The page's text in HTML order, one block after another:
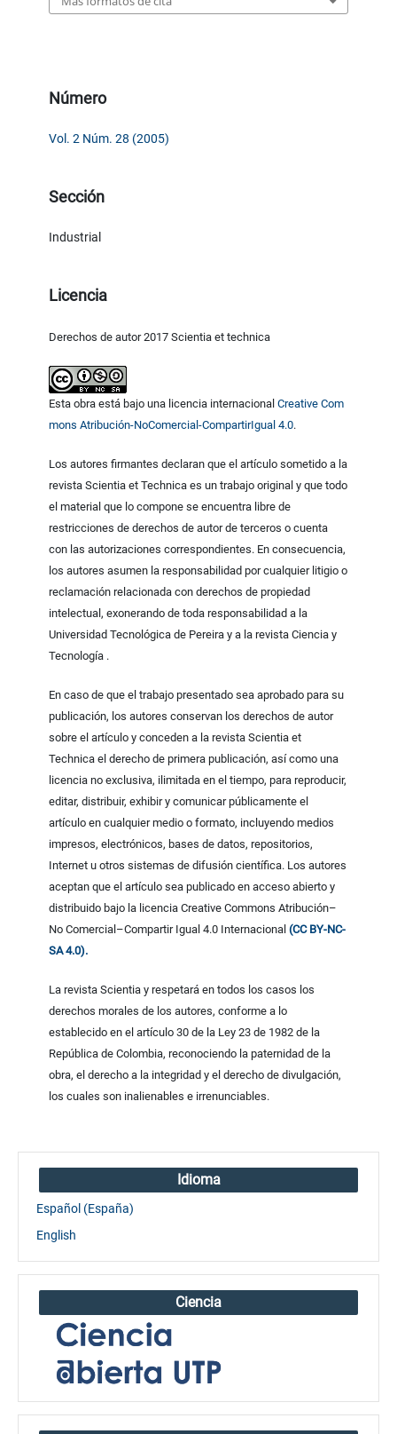
Número
Vol. 2 Núm. 28 (2005)
Sección
Industrial
Licencia
Derechos de autor 2017 Scientia et technica
Esta obra está bajo una licencia internacionalCreative Com
mons Atribución-NoComercial-CompartirIgual 4.0.
Los autores firmantes declaran que el artículo sometido a la
revista Scientia et Technica es un trabajo original y que todo
el material que lo compone se encuentra libre de
restricciones de derechos de autor de terceros o cuenta
con las autorizaciones correspondientes. En consecuencia,
los autores asumen la responsabilidad por cualquier litigio o
reclamación relacionada con derechos de propiedad
intelectual, exonerando de toda responsabilidad a la
Universidad Tecnológica de Pereira y a la revista Ciencia y
Tecnología .
En caso de que el trabajo presentado sea aprobado para su
publicación, los autores conservan los derechos de autor
sobre el artículo y conceden a la revista Scientia et
Technica el derecho de primera publicación, así como una
licencia no exclusiva, ilimitada en el tiempo, para reproducir,
editar, distribuir, exhibir y comunicar públicamente el
artículo en cualquier medio o formato, incluyendo medios
impresos, electrónicos, bases de datos, repositorios,
Internet u otros sistemas de difusión científica. Los autores
aceptan que el artículo sea publicado en acceso abierto y
distribuido bajo la licencia Creative Commons Atribución–
No Comercial–Compartir Igual 4.0 Internacional(CC BY-NC-
SA 4.0).
La revista Scientia y respetará en todos los casos los
derechos morales de los autores, conforme a lo
establecido en el artículo 30 de la Ley 23 de 1982 de la
República de Colombia, reconociendo la paternidad de la
obra, el derecho a la integridad y el derecho de divulgación,
los cuales son inalienables e irrenunciables.
Idioma
Español (España)
English
Ciencia